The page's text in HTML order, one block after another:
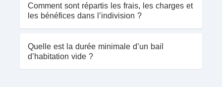
Comment sont répartis les frais, les charges et
les bénéfices dans l’indivision ?
Quelle est la durée minimale d’un bail
d’habitation vide ?